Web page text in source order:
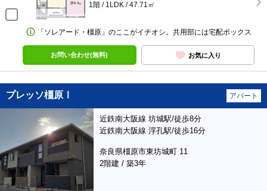
1階 / 1LDK / 47.71㎡
「ソレアード・橿原」のここがイチオシ。共用部には宅配ボックス
お問い合わせ(無料) お気に入り
プレッソ橿原Ⅰ アパート
近鉄南大阪線 坊城駅/徒歩8分
近鉄南大阪線 浮孔駅/徒歩16分
奈良県橿原市東坊城町 11
2階建 / 築3年